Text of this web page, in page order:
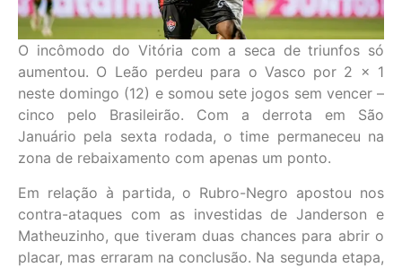
O incômodo do Vitória com a seca de triunfos só
aumentou. O Leão perdeu para o Vasco por 2 x 1
neste domingo (12) e somou sete jogos sem vencer –
cinco pelo Brasileirão. Com a derrota em São
Januário pela sexta rodada, o time permaneceu na
zona de rebaixamento com apenas um ponto.
Em relação à partida, o Rubro-Negro apostou nos
contra-ataques com as investidas de Janderson e
Matheuzinho, que tiveram duas chances para abrir o
placar, mas erraram na conclusão. Na segunda etapa,